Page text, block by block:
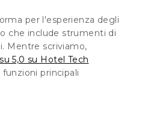
per l'esperienza degli
che include strumenti di
Mentre scriviamo,
5,0 su Hotel Tech
principali